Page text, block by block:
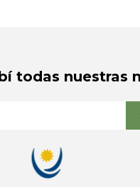
todas nuestras